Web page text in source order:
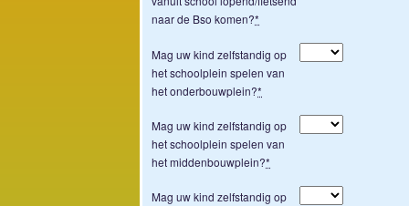
naar de Bso komen?*
Mag uw kind zelfstandig op
het schoolplein spelen van
het onderbouwplein?*
Mag uw kind zelfstandig op
het schoolplein spelen van
het middenbouwplein?*
Mag uw kind zelfstandig op